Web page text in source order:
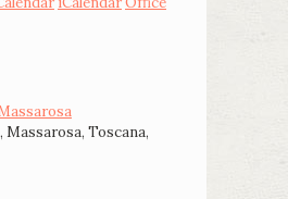
Massarosa, Toscana,